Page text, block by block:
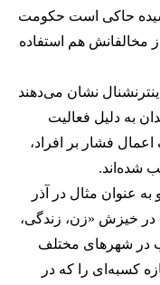
حاکی است حکومت
مخالفانش هم استفاده
نشان می‌دهند
به دلیل فعالیت
فشار بر افراد،
شده‌اند.
عنوان مثال در آذر
در خیزش «زن، زندگی،
در شهرهای مختلف
کسبه‌ای را که در